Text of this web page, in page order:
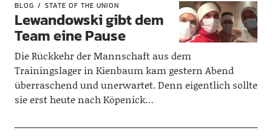
BLOG STATE OF THE UNION
Lewandowski gibt dem
Team eine Pause
Die Rückkehr der Mannschaft aus dem
Trainingslager in Kienbaum kam gestern Abend
überraschend und unerwartet. Denn eigentlich sollte
sie erst heute nach Köpenick…